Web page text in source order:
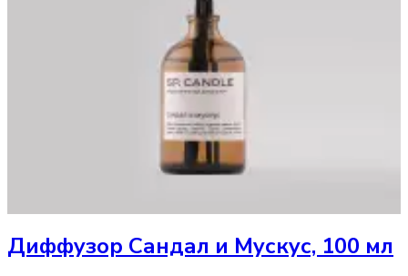
Диффузор Сандал и Мускус, 100 мл